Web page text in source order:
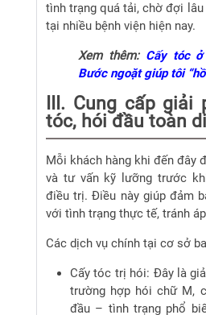
tình trạng quá tải, chờ đợi
tại nhiều bệnh viện hiện nay.
Xem thêm: Cấy tóc
Bước ngoặt giúp tôi
III. Cung cấp
tóc, hói đầu toàn
Mỗi khách hàng khi đến đây
và tư vấn kỹ lưỡng trước
điều trị. Điều này giúp đảm
với tình trạng thực tế, tránh
Các dịch vụ chính tại cơ sở
Cấy tóc trị hói: Đây là
trường hợp hói chữ M,
đầu – tình trạng phổ